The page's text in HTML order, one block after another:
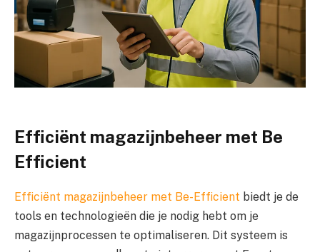
Efficiënt magazijnbeheer met Be
Efficient
Efficiënt magazijnbeheer met Be-Efficient biedt je de
tools en technologieën die je nodig hebt om je
magazijnprocessen te optimaliseren. Dit systeem is